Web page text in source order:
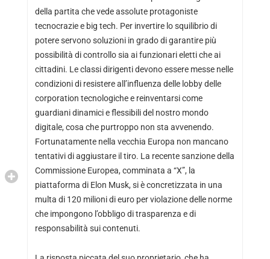
della partita che vede assolute protagoniste
tecnocrazie e big tech. Per invertire lo squilibrio di
potere servono soluzioni in grado di garantire più
possibilità di controllo sia ai funzionari eletti che ai
cittadini. Le classi dirigenti devono essere messe nelle
condizioni di resistere all’influenza delle lobby delle
corporation tecnologiche e reinventarsi come
guardiani dinamici e flessibili del nostro mondo
digitale, cosa che purtroppo non sta avvenendo.
Fortunatamente nella vecchia Europa non mancano
tentativi di aggiustare il tiro. La recente sanzione della
Commissione Europea, comminata a “X”, la
piattaforma di Elon Musk, si è concretizzata in una
multa di 120 milioni di euro per violazione delle norme
che impongono l’obbligo di trasparenza e di
responsabilità sui contenuti.